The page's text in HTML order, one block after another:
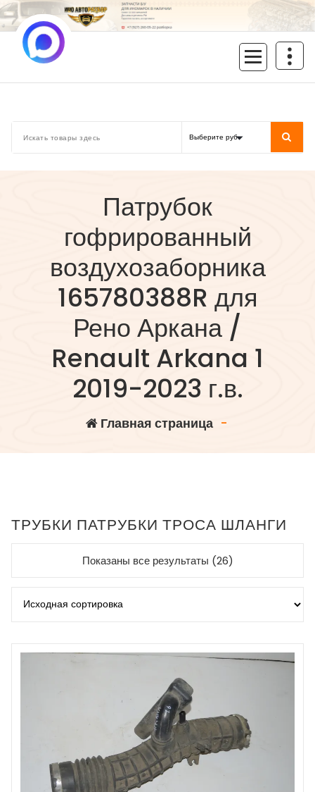
Перейти
к
содержимому
Патрубок
гофрированный
воздухозаборника
165780388R для
Рено Аркана /
Renault Arkana 1
2019-2023 г.в.
Главная страница-
ТРУБКИ ПАТРУБКИ ТРОСА ШЛАНГИ
Показаны все результаты (26)